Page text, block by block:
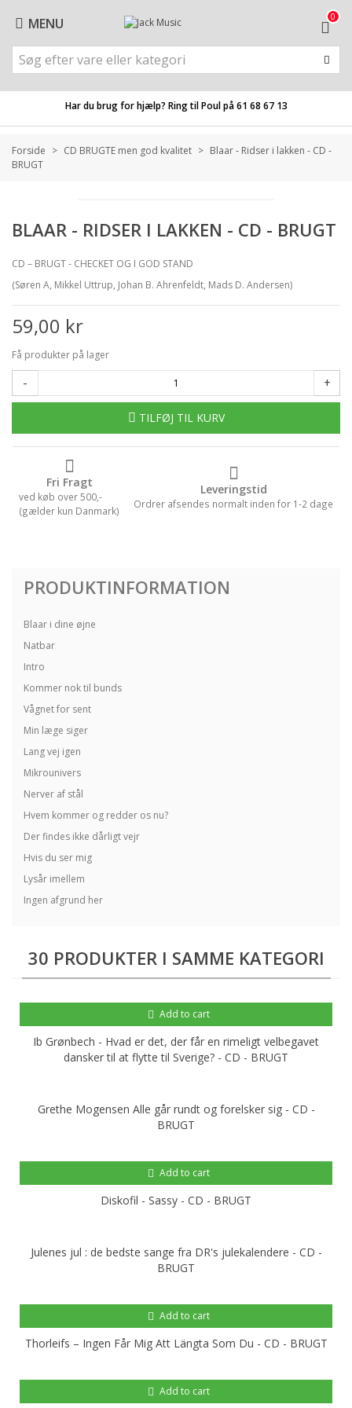
MENU 0
Har du brug for hjælp? Ring til Poul på61 68 67 13
Forside > CD BRUGTE men god kvalitet > Blaar - Ridser i lakken - CD -
BRUGT
BLAAR - RIDSER I LAKKEN - CD - BRUGT
CD – BRUGT - CHECKET OG I GOD STAND
(Søren A, Mikkel Uttrup, Johan B. Ahrenfeldt, Mads D. Andersen)
59,00 kr
Få produkter på lager
- +
TILFØJ TIL KURV
Fri Fragt
ved køb over 500,-
(gælder kun Danmark)
Leveringstid
Ordrer afsendes normalt inden for 1-2 dage
PRODUKTINFORMATION
Blaar i dine øjne
Natbar
Intro
Kommer nok til bunds
Vågnet for sent
Min læge siger
Lang vej igen
Mikrounivers
Nerver af stål
Hvem kommer og redder os nu?
Der findes ikke dårligt vejr
Hvis du ser mig
Lysår imellem
Ingen afgrund her
30 PRODUKTER I SAMME KATEGORI
Add to cart
Ib Grønbech - Hvad er det, der får en rimeligt velbegavet
dansker til at flytte til Sverige? - CD - BRUGT
Grethe Mogensen Alle går rundt og forelsker sig - CD -
BRUGT
Add to cart
Diskofil - Sassy - CD - BRUGT
Julenes jul : de bedste sange fra DR's julekalendere - CD -
BRUGT
Add to cart
Thorleifs ‎– Ingen Får Mig Att Längta Som Du - CD - BRUGT
Add to cart